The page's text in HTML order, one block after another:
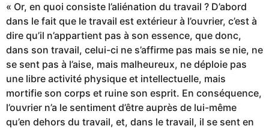
« Or, en quoi consiste l’aliénation du travail ? D’abord
dans le fait que le travail est extérieur à l’ouvrier, c’est à
dire qu’il n’appartient pas à son essence, que donc,
dans son travail, celui-ci ne s’affirme pas mais se nie, ne
se sent pas à l’aise, mais malheureux, ne déploie pas
une libre activité physique et intellectuelle, mais
mortifie son corps et ruine son esprit. En conséquence,
l’ouvrier n’a le sentiment d’être auprès de lui-même
qu’en dehors du travail, et, dans le travail, il se sent en